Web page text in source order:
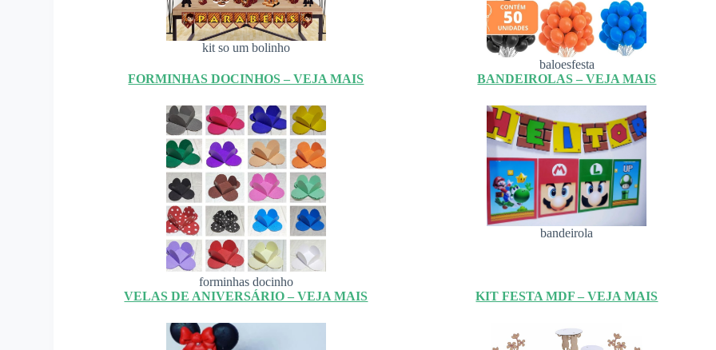
kit so um bolinho
baloesfesta
FORMINHAS DOCINHOS – VEJA MAIS
forminhas docinho
BANDEIROLAS – VEJA MAIS
bandeirola
VELAS DE ANIVERSÁRIO – VEJA MAIS KIT FESTA MDF – VEJA MAIS